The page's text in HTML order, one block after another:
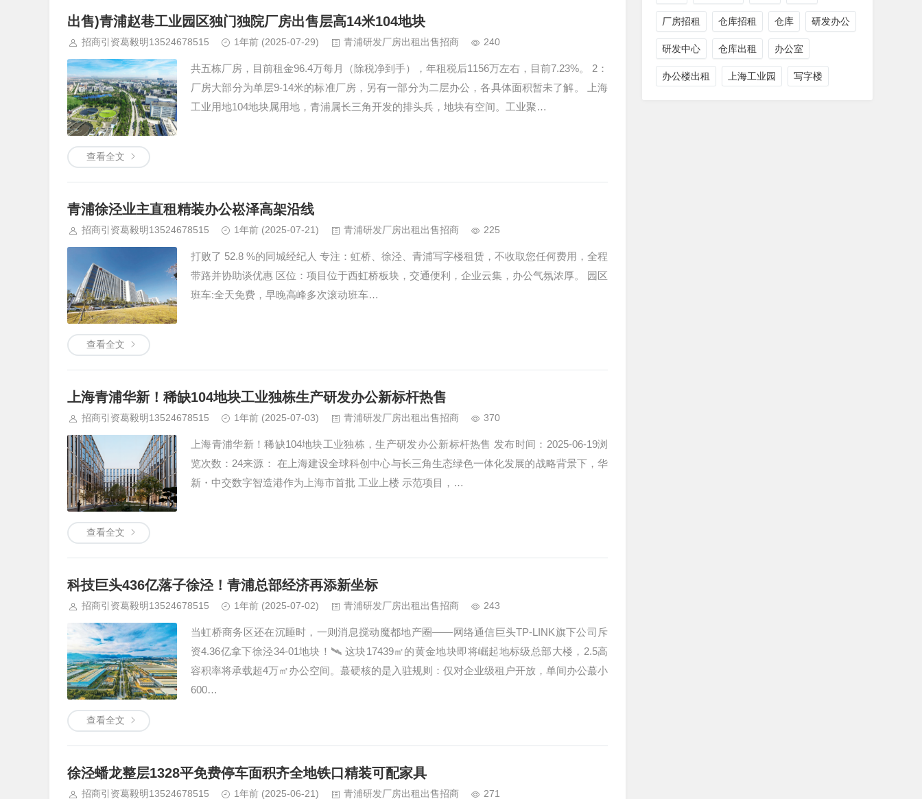
出售)青浦赵巷工业园区独门独院厂房出售层高14米104地块
招商引资葛毅明13524678515 1年前 (2025-07-29) 青浦研发厂房出租出售招商 240
共五栋厂房，目前租金96.4万每月（除税净到手），年租税后1156万左右，目前7.23%。 2：
厂房大部分为单层9-14米的标准厂房，另有一部分为二层办公，各具体面积暂未了解。 上海
工业用地104地块属用地，青浦属长三角开发的排头兵，地块有空间。工业聚…
查看全文
青浦徐泾业主直租精装办公崧泽高架沿线
招商引资葛毅明13524678515 1年前 (2025-07-21) 青浦研发厂房出租出售招商 225
打败了 52.8 %的同城经纪人 专注：虹桥、徐泾、青浦写字楼租赁，不收取您任何费用，全程
带路并协助谈优惠 区位：项目位于西虹桥板块，交通便利，企业云集，办公气氛浓厚。 园区
班车:全天免费，早晚高峰多次滚动班车…
查看全文
上海青浦华新！稀缺104地块工业独栋生产研发办公新标杆热售
招商引资葛毅明13524678515 1年前 (2025-07-03) 青浦研发厂房出租出售招商 370
上海青浦华新！稀缺104地块工业独栋，生产研发办公新标杆热售 发布时间：2025-06-19浏
览次数：24来源： 在上海建设全球科创中心与长三角生态绿色一体化发展的战略背景下，华
新・中交数字智造港作为上海市首批 工业上楼 示范项目，…
查看全文
科技巨头436亿落子徐泾！青浦总部经济再添新坐标
招商引资葛毅明13524678515 1年前 (2025-07-02) 青浦研发厂房出租出售招商 243
当虹桥商务区还在沉睡时，一则消息搅动魔都地产圈——网络通信巨头TP-LINK旗下公司斥
资4.36亿拿下徐泾34-01地块！🛰️ 这块17439㎡的黄金地块即将崛起地标级总部大楼，2.5高
容积率将承载超4万㎡办公空间。蕞硬核的是入驻规则：仅对企业级租户开放，单间办公蕞小
600…
查看全文
徐泾蟠龙整层1328平免费停车面积齐全地铁口精装可配家具
招商引资葛毅明13524678515 1年前 (2025-06-21) 青浦研发厂房出租出售招商 271
厂房招租 仓库招租 仓库 研发办公
研发中心 仓库出租 办公室
办公楼出租 上海工业园 写字楼